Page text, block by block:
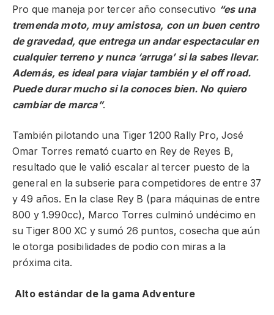
Pro que maneja por tercer año consecutivo “es una
tremenda moto, muy amistosa, con un buen centro
de gravedad, que entrega un andar espectacular en
cualquier terreno y nunca ‘arruga’ si la sabes llevar.
Además, es ideal para viajar también y el off road.
Puede durar mucho si la conoces bien. No quiero
cambiar de marca”.
También pilotando una Tiger 1200 Rally Pro, José
Omar Torres remató cuarto en Rey de Reyes B,
resultado que le valió escalar al tercer puesto de la
general en la subserie para competidores de entre 37
y 49 años. En la clase Rey B (para máquinas de entre
800 y 1.990cc), Marco Torres culminó undécimo en
su Tiger 800 XC y sumó 26 puntos, cosecha que aún
le otorga posibilidades de podio con miras a la
próxima cita.
Alto estándar de la gama Adventure